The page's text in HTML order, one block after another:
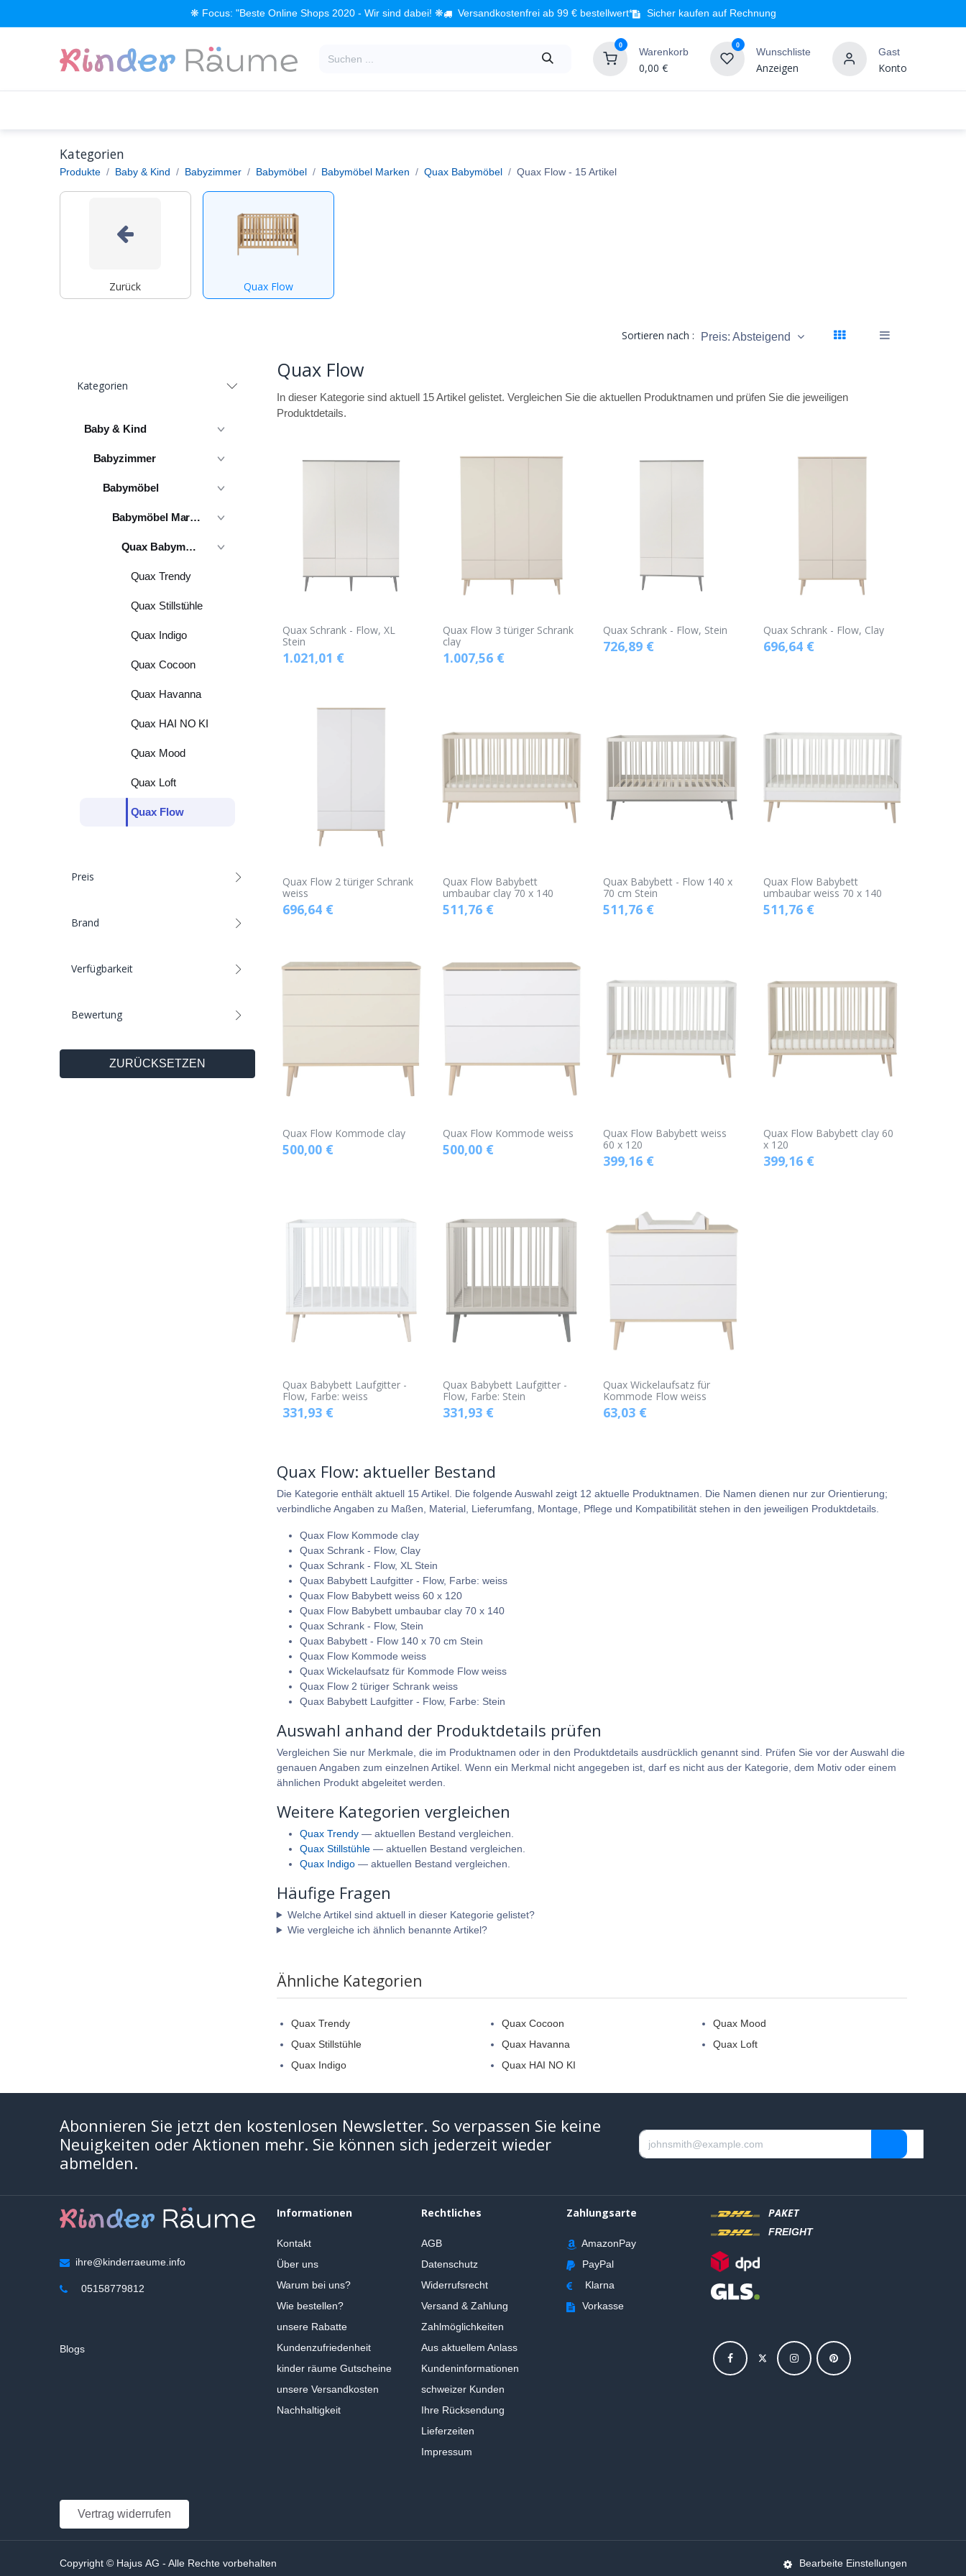
❋ Focus: "Beste Online Shops 2020 - Wir sind dabei! ❋ Versandkostenfrei ab 99 € bestellwert* Sicher kaufen auf Rechnung
0
Warenkorb
0,00 €
0
Wunschliste
Anzeigen
Gast
Konto
Kategorien
Produkte Baby & Kind Babyzimmer Babymöbel Babymöbel Marken Quax Babymöbel Quax Flow- 15 Artikel
Zurück Quax Flow
Sortieren nach : Preis: Absteigend
Kategorien
Baby & Kind
Babyzimmer
Babymöbel
Babymöbel Marken
Quax Babymöbel
Quax Trendy
Quax Stillstühle
Quax Indigo
Quax Cocoon
Quax Havanna
Quax HAI NO KI
Quax Mood
Quax Loft
Quax Flow
Preis
Brand
Verfügbarkeit
Bewertung
ZURÜCKSETZEN
Quax Flow
In dieser Kategorie sind aktuell 15 Artikel gelistet. Vergleichen Sie die aktuellen Produktnamen und prüfen Sie die jeweiligen
Produktdetails.
Quax Schrank - Flow, XL
Stein
1.021,01 €
Quax Flow 3 türiger Schrank
clay
1.007,56€
Quax Schrank - Flow, Stein
726,89 €
Quax Schrank - Flow, Clay
696,64 €
Quax Flow 2 türiger Schrank
weiss
696,64€
Quax Flow Babybett
umbaubar clay 70 x 140
511,76€
Quax Babybett - Flow 140 x
70 cm Stein
511,76 €
Quax Flow Babybett
umbaubar weiss 70 x 140
511,76 €
Quax Flow Kommode clay
500,00€
Quax Flow Kommode weiss
500,00€
Quax Flow Babybett weiss
60 x 120
399,16 €
Quax Flow Babybett clay 60
x 120
399,16 €
Quax Babybett Laufgitter -
Flow, Farbe: weiss
331,93€
Quax Babybett Laufgitter -
Flow, Farbe: Stein
331,93€
Quax Wickelaufsatz für
Kommode Flow weiss
63,03 €
Quax Flow: aktueller Bestand
Die Kategorie enthält aktuell 15 Artikel. Die folgende Auswahl zeigt 12 aktuelle Produktnamen. Die Namen dienen nur zur Orientierung;
verbindliche Angaben zu Maßen, Material, Lieferumfang, Montage, Pflege und Kompatibilität stehen in den jeweiligen Produktdetails.
Quax Flow Kommode clay
Quax Schrank - Flow, Clay
Quax Schrank - Flow, XL Stein
Quax Babybett Laufgitter - Flow, Farbe: weiss
Quax Flow Babybett weiss 60 x 120
Quax Flow Babybett umbaubar clay 70 x 140
Quax Schrank - Flow, Stein
Quax Babybett - Flow 140 x 70 cm Stein
Quax Flow Kommode weiss
Quax Wickelaufsatz für Kommode Flow weiss
Quax Flow 2 türiger Schrank weiss
Quax Babybett Laufgitter - Flow, Farbe: Stein
Auswahl anhand der Produktdetails prüfen
Vergleichen Sie nur Merkmale, die im Produktnamen oder in den Produktdetails ausdrücklich genannt sind. Prüfen Sie vor der Auswahl die
genauen Angaben zum einzelnen Artikel. Wenn ein Merkmal nicht angegeben ist, darf es nicht aus der Kategorie, dem Motiv oder einem
ähnlichen Produkt abgeleitet werden.
Weitere Kategorien vergleichen
Quax Trendy— aktuellen Bestand vergleichen.
Quax Stillstühle— aktuellen Bestand vergleichen.
Quax Indigo— aktuellen Bestand vergleichen.
Häufige Fragen
Welche Artikel sind aktuell in dieser Kategorie gelistet?
Wie vergleiche ich ähnlich benannte Artikel?
Ähnliche Kategorien
Quax Trendy
Quax Stillstühle
Quax Indigo
Quax Cocoon
Quax Havanna
Quax HAI NO KI
Quax Mood
Quax Loft
Abonnieren Sie jetzt den kostenlosen Newsletter. So verpassen Sie keine
Neuigkeiten oder Aktionen mehr. Sie können sich jederzeit wieder
abmelden.
ihre@kinderraeume.info
05158779812
Blogs
Informationen
Kontakt
Über uns
Warum bei uns?
Wie bestellen?
unsere Rabatte
Kundenzufriedenheit
kinder räume Gutscheine
unsere Versandkosten
Nachhaltigkeit
Rechtliches
AGB
Datenschutz
Widerrufsrecht
Versand & Zahlung
Zahlmöglichkeiten
Aus aktuellem Anlass
Kundeninformationen
schweizer Kunden
Ihre Rücksendung
Lieferzeiten
Impressum
Zahlungsarte
AmazonPay
PayPal
Klarna
Vorkasse
PAKET
FREIGHT
Vertrag widerrufen
Copyright © Hajus AG - Alle Rechte vorbehalten Bearbeite Einstellungen